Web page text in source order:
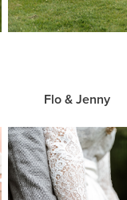
Flo & Jenny